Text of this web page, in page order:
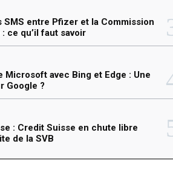
SMS entre Pfizer et la Commission
ce qu’il faut savoir
Microsoft avec Bing et Edge : Une
Google ?
: Credit Suisse en chute libre
de la SVB